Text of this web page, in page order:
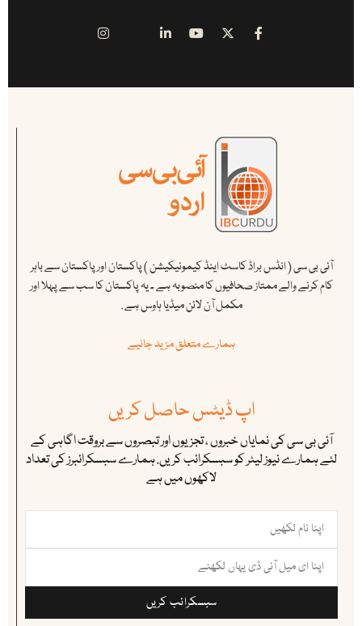
آئی بی سی ( انڈس براڈ کاسٹ اینڈ کیمونیکیشن ) پاکستان اور پاکستان سے باہر
کام کرنے والے ممتاز صحافیوں کا منصوبہ ہے ۔ یہ پاکستان کا سب سے پہلا اور
مکمل آن لائن میڈیا ہاوس ہے .
ہمارے متعلق مزید جانیے
اپ ڈیٹس حاصل کریں
آئی بی سی کی نمایاں خبروں ، تجزیوں اور تبصروں سے بروقت اگاہی کے
لئے ہمارے نیوز لیٹر کو سبسکرائب کریں. ہمارے سبسکرائبرز کی تعداد
لاکھوں میں ہے
سبسکرائب کریں